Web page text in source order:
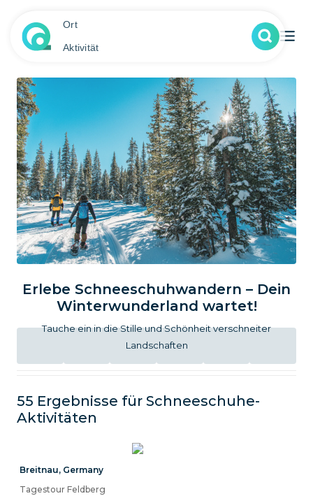
Ort
Aktivität
Erlebe Schneeschuhwandern – Dein
Winterwunderland wartet!
Tauche ein in die Stille und Schönheit verschneiter
Landschaften
55 Ergebnisse für Schneeschuhe-
Aktivitäten
Breitnau, Germany
Tagestour Feldberg